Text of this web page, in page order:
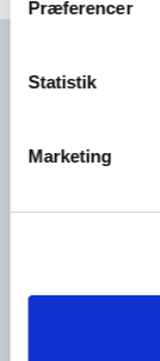
Præferencer
Statistik
Marketing
Få hele
Hos Vølund
hvilken
en
der passer til